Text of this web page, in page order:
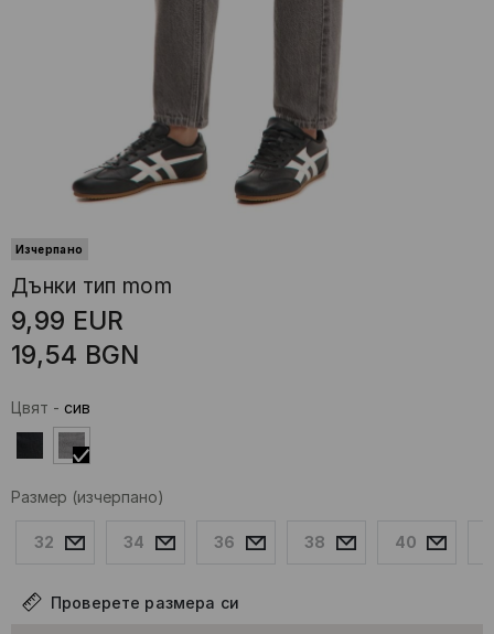
Изчерпано
Дънки тип mom
9,99 EUR
19,54 BGN
Цвят - сив
Размер (изчерпано)
32 34 36 38 40
Проверете размера си